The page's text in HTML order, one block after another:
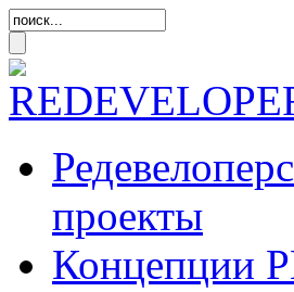
проекты
Концепции